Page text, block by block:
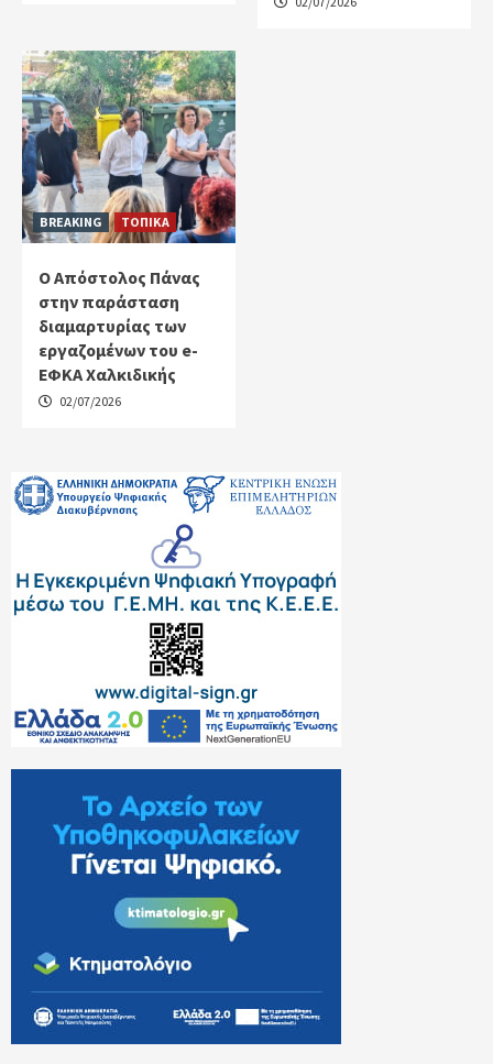
BREAKING ΤΟΠΙΚΑ
Ο Απόστολος Πάνας
στην παράσταση
διαμαρτυρίας των
εργαζομένων του e-
ΕΦΚΑ Χαλκιδικής
02/07/2026